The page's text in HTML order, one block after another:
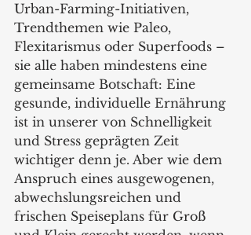
Urban-Farming-Initiativen,
Trendthemen wie Paleo,
Flexitarismus oder Superfoods –
sie alle haben mindestens eine
gemeinsame Botschaft: Eine
gesunde, individuelle Ernährung
ist in unserer von Schnelligkeit
und Stress geprägten Zeit
wichtiger denn je. Aber wie dem
Anspruch eines ausgewogenen,
abwechslungsreichen und
frischen Speiseplans für Groß